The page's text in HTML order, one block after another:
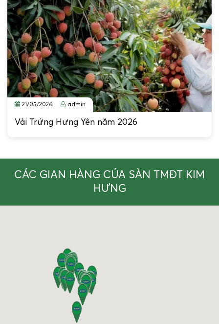
21/05/2026 admin
Vải Trứng Hưng Yên năm 2026
CÁC GIAN HÀNG CỦA SÀN TMĐT KIM
HƯNG